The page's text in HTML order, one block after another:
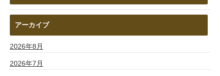
アーカイブ
2026年8月
2026年7月